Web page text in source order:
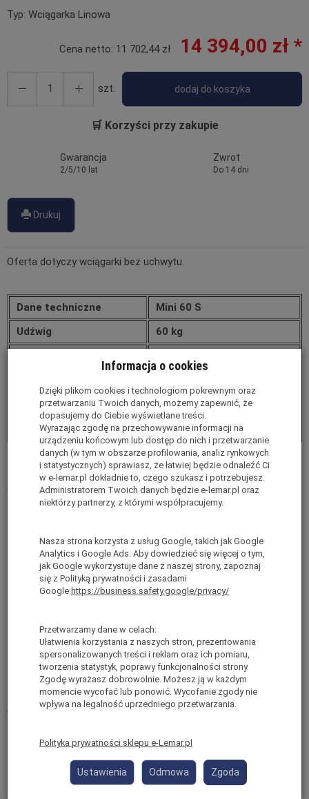
Typ: Wciągarka Linowa
Cena netto: 11 702,44 zł 14 394,00 zł *
szt. dodaj do koszyka
🛒 Korzyści przy zakupie
Gwarancja
2/5/10 lat
Zwrot
Do 14 dni
Drukuj
Oferta dotyczy wciągarki bez uchwytu.
Dane techniczne
Mini 60 S
Udźwig
60 kg
Prędkość podnoszenia
23/69 m/min.
Przyłącze elektryczne
0,25/0,75 kW/230 V/50 Hz
Dodatkowe akcesoria:
Wysięgniki:
Uchwyt wysięgnika
Uchwyty ładunkowe:
większej ilości haków)
Zawiesie parciane 1,5 m (do transportu np. pomostów itp.)
Uchwyt haków dla 5 sztuk
Uchwyt kubłowy dla 2 wiader (owalne lub okrągłe)
Wyposażenie dodatkowe:
Wózek do transportu windy
Furta wyładowcza "ECO S", szerokość 0,85 m
Rozłączalny sterownik z kablem 10 m i wyłącznikiem
Informacja o cookies
Dzięki plikom cookies i technologiom pokrewnym oraz
przetwarzaniu Twoich danych, możemy zapewnić, że
dopasujemy do Ciebie wyświetlane treści.
Wyrażając zgodę na przechowywanie informacji na
urządzeniu końcowym lub dostęp do nich i przetwarzanie
danych (w tym w obszarze profilowania, analiz rynkowych
i statystycznych) sprawiasz, że łatwiej będzie odnaleźć Ci
w e-lemar.pl dokładnie to, czego szukasz i potrzebujesz.
Administratorem Twoich danych będzie e-lemar.pl oraz
niektórzy partnerzy, z którymi współpracujemy.
Nasza strona korzysta z usług Google, takich jak Google
Analytics i Google Ads. Aby dowiedzieć się więcej o tym,
jak Google wykorzystuje dane z naszej strony, zapoznaj
się z Polityką prywatności i zasadami
Google: https://business.safety.google/privacy/
Przetwarzamy dane w celach:
Ułatwienia korzystania z naszych stron, prezentowania
spersonalizowanych treści i reklam oraz ich pomiaru,
tworzenia statystyk, poprawy funkcjonalności strony.
Zgodę wyrażasz dobrowolnie. Możesz ją w każdym
momencie wycofać lub ponowić. Wycofanie zgody nie
wpływa na legalność uprzedniego przetwarzania.
Polityka prywatności sklepu e-Lemar.pl
Ustawienia Odmowa Zgoda